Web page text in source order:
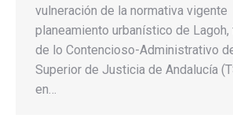
vulneración de la normativa
planeamiento urbanístico de Lagoh,
de lo Contencioso-Administrativo
Superior de Justicia de Andalucía
en…